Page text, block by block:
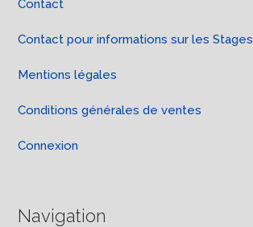
Contact
Contact pour informations sur les Stages
Mentions légales
Conditions générales de ventes
Connexion
Navigation